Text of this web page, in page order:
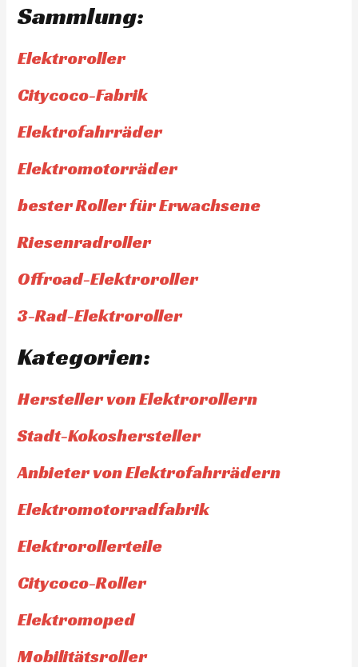
Sammlung:
Elektroroller
Citycoco-Fabrik
Elektrofahrräder
Elektromotorräder
bester Roller für Erwachsene
Riesenradroller
Offroad-Elektroroller
3-Rad-Elektroroller
Kategorien:
Hersteller von Elektrorollern
Stadt-Kokoshersteller
Anbieter von Elektrofahrrädern
Elektromotorradfabrik
Elektrorollerteile
Citycoco-Roller
Elektromoped
Mobilitätsroller